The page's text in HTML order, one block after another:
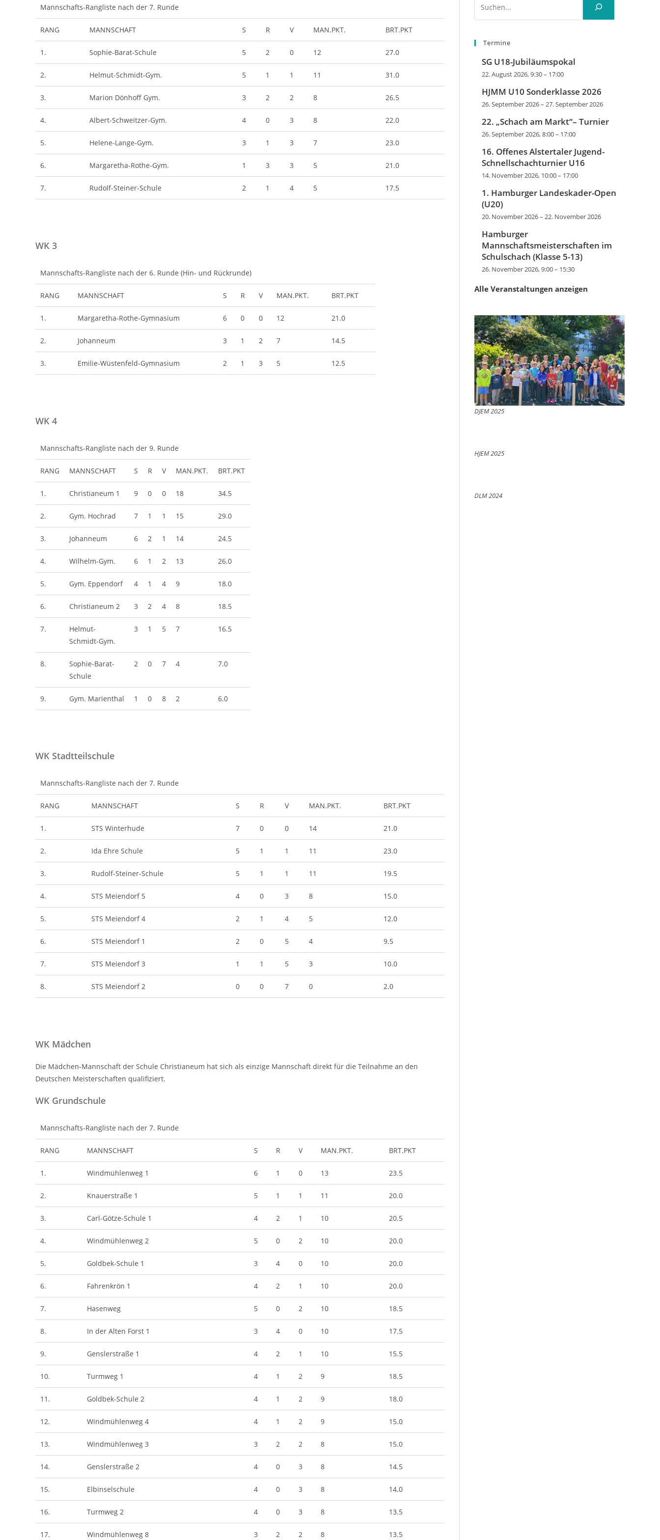
Mannschafts-Rangliste nach der 7. Runde
RANG MANNSCHAFT S R V MAN.PKT. BRT.PKT
1. Sophie-Barat-Schule 5 2 0 12 27.0
2. Helmut-Schmidt-Gym. 5 1 1 11 31.0
3. Marion Dönhoff Gym. 3 2 2 8 26.5
4. Albert-Schweitzer-Gym. 4 0 3 8 22.0
5. Helene-Lange-Gym. 3 1 3 7 23.0
6. Margaretha-Rothe-Gym. 1 3 3 5 21.0
7. Rudolf-Steiner-Schule 2 1 4 5 17.5
WK 3
Mannschafts-Rangliste nach der 6. Runde (Hin- und Rückrunde)
RANG MANNSCHAFT S R V MAN.PKT. BRT.PKT
1. Margaretha-Rothe-Gymnasium 6 0 0 12 21.0
2. Johanneum 3 1 2 7 14.5
3. Emilie-Wüstenfeld-Gymnasium 2 1 3 5 12.5
WK 4
Mannschafts-Rangliste nach der 9. Runde
RANG MANNSCHAFT S R V MAN.PKT. BRT.PKT
1. Christianeum 1 9 0 0 18 34.5
2. Gym. Hochrad 7 1 1 15 29.0
3. Johanneum 6 2 1 14 24.5
4. Wilhelm-Gym. 6 1 2 13 26.0
5. Gym. Eppendorf 4 1 4 9 18.0
6. Christianeum 2 3 2 4 8 18.5
7.
Helmut-
Schmidt-Gym.
3 1 5 7 16.5
8.
Sophie-Barat-
Schule
2 0 7 4 7.0
9. Gym. Marienthal 1 0 8 2 6.0
WK Stadtteilschule
Mannschafts-Rangliste nach der 7. Runde
RANG MANNSCHAFT S R V MAN.PKT. BRT.PKT
1. STS Winterhude 7 0 0 14 21.0
2. Ida Ehre Schule 5 1 1 11 23.0
3. Rudolf-Steiner-Schule 5 1 1 11 19.5
4. STS Meiendorf 5 4 0 3 8 15.0
5. STS Meiendorf 4 2 1 4 5 12.0
6. STS Meiendorf 1 2 0 5 4 9.5
7. STS Meiendorf 3 1 1 5 3 10.0
8. STS Meiendorf 2 0 0 7 0 2.0
WK Mädchen
Die Mädchen-Mannschaft der Schule Christianeum hat sich als einzige Mannschaft direkt für die Teilnahme an den
Deutschen Meisterschaften qualifiziert.
WK Grundschule
Mannschafts-Rangliste nach der 7. Runde
RANG MANNSCHAFT S R V MAN.PKT. BRT.PKT
1. Windmühlenweg 1 6 1 0 13 23.5
2. Knauerstraße 1 5 1 1 11 20.0
3. Carl-Götze-Schule 1 4 2 1 10 20.5
4. Windmühlenweg 2 5 0 2 10 20.0
5. Goldbek-Schule 1 3 4 0 10 20.0
6. Fahrenkrön 1 4 2 1 10 20.0
7. Hasenweg 5 0 2 10 18.5
8. In der Alten Forst 1 3 4 0 10 17.5
9. Genslerstraße 1 4 2 1 10 15.5
10. Turmweg 1 4 1 2 9 18.5
11. Goldbek-Schule 2 4 1 2 9 18.0
12. Windmühlenweg 4 4 1 2 9 15.0
13. Windmühlenweg 3 3 2 2 8 15.0
14. Genslerstraße 2 4 0 3 8 14.5
15. Elbinselschule 4 0 3 8 14.0
16. Turmweg 2 4 0 3 8 13.5
17. Windmühlenweg 8 3 2 2 8 13.5
Termine
SG U18-Jubiläumspokal
22. August 2026, 9:30– 17:00
HJMM U10 Sonderklasse 2026
26. September 2026– 27. September 2026
22. „Schach am Markt“– Turnier
26. September 2026, 8:00– 17:00
16. Offenes Alstertaler Jugend-
Schnellschachturnier U16
14. November 2026, 10:00– 17:00
1. Hamburger Landeskader-Open
(U20)
20. November 2026– 22. November 2026
Hamburger
Mannschaftsmeisterschaften im
Schulschach (Klasse 5-13)
26. November 2026, 9:00– 15:30
Alle Veranstaltungen anzeigen
DJEM 2025
HJEM 2025
DLM 2024